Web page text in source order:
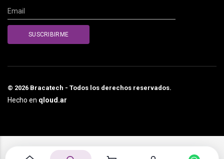
© 2026 Bracatech - Todos los derechos reservados.
Hecho en qloud.ar